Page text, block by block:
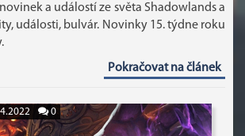
a událostí ze světa Shadowlands a
události, bulvár. Novinky 15. týdne roku
Pokračovat na článek
0